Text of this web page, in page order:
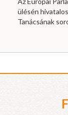
ülésén
Tanácsának